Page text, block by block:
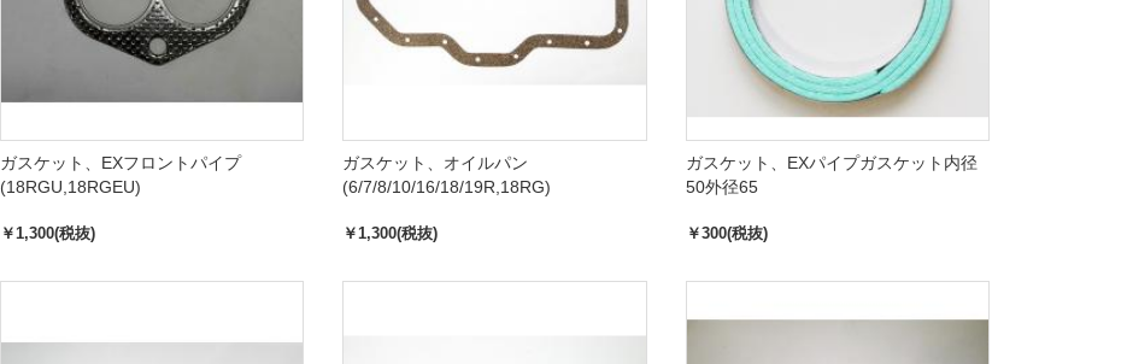
ガスケット、EXフロントパイプ
(18RGU,18RGEU)
￥1,300(税抜)
ガスケット、オイルパン
(6/7/8/10/16/18/19R,18RG)
￥1,300(税抜)
ガスケット、EXパイプガスケット内径
50外径65
￥300(税抜)